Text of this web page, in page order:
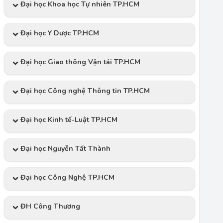
Đại học Khoa học Tự nhiên TP.HCM
Đại học Y Dược TP.HCM
Đại học Giao thông Vận tải TP.HCM
Đại học Công nghệ Thông tin TP.HCM
Đại học Kinh tế-Luật TP.HCM
Đại học Nguyễn Tất Thành
Đại học Công Nghệ TP.HCM
ĐH Công Thương